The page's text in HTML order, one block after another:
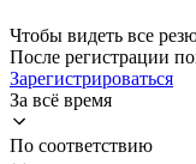
Чтобы видеть все
После регистрации
Зарегистрироваться
За всё время
По соответствию